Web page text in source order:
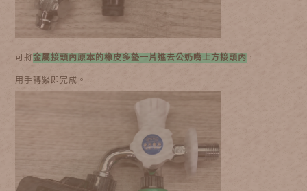
可將金屬接頭內原本的橡皮多墊一片進去公奶嘴上方接頭內 ，
用手轉緊即完成。